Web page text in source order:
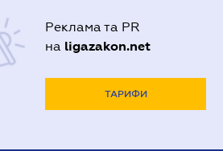
Реклама та PR
на ligazakon.net
ТАРИФИ